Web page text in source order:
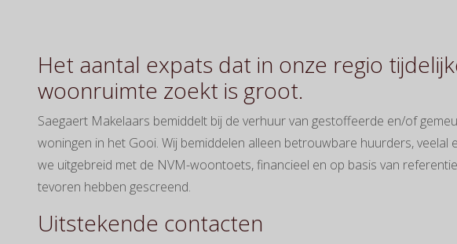
Het aantal expats dat in onze regio
woonruimte zoekt is groot.
Saegaert Makelaars bemiddelt bij de verhuur van gestoffeerde en/of
woningen in het Gooi. Wij bemiddelen alleen betrouwbare huurders, veelal
we uitgebreid met de NVM-woontoets, financieel en op basis van
tevoren hebben gescreend.
Uitstekende contacten